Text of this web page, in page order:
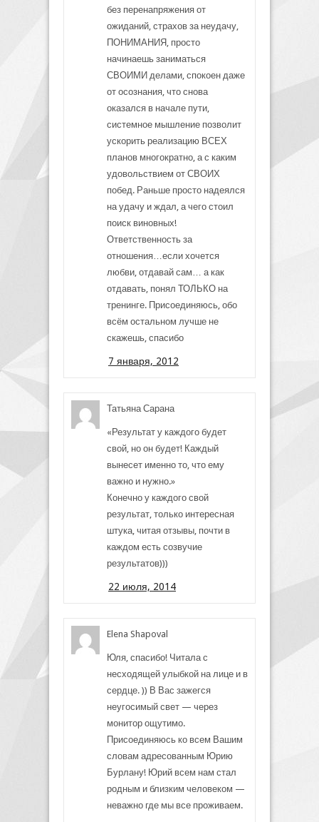
без перенапряжения от
ожиданий, страхов за неудачу,
ПОНИМАНИЯ, просто
начинаешь заниматься
СВОИМИ делами, спокоен даже
от осознания, что снова
оказался в начале пути,
системное мышление позволит
ускорить реализацию ВСЕХ
планов многократно, а с каким
удовольствием от СВОИХ
побед. Раньше просто надеялся
на удачу и ждал, а чего стоил
поиск виновных!
Ответственность за
отношения…если хочется
любви, отдавай сам… а как
отдавать, понял ТОЛЬКО на
тренинге. Присоединяюсь, обо
всём остальном лучше не
скажешь, спасибо
7 января, 2012
Татьяна Сарана
«Результат у каждого будет
свой, но он будет! Каждый
вынесет именно то, что ему
важно и нужно.»
Конечно у каждого свой
результат, только интересная
штука, читая отзывы, почти в
каждом есть созвучие
результатов)))
22 июля, 2014
Elena Shapoval
Юля, спасибо! Читала с
несходящей улыбкой на лице и в
сердце. )) В Вас зажегся
неугосимый свет — через
монитор ощутимо.
Присоединяюсь ко всем Вашим
словам адресованным Юрию
Бурлану! Юрий всем нам стал
родным и близким человеком —
неважно где мы все проживаем.